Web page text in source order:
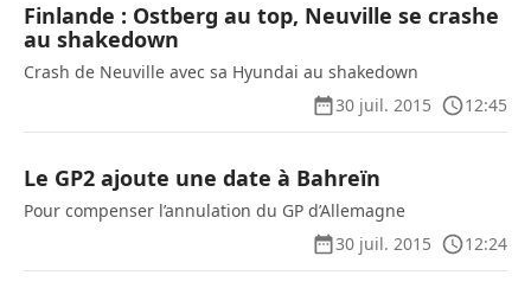
Finlande : Ostberg au top, Neuville se crashe
au shakedown
Crash de Neuville avec sa Hyundai au shakedown
30 juil. 2015
12:45
Le GP2 ajoute une date à Bahreïn
Pour compenser l’annulation du GP d’Allemagne
30 juil. 2015
12:24